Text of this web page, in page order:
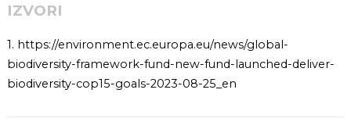
IZVORI
1. https://environment.ec.europa.eu/news/global-
biodiversity-framework-fund-new-fund-launched-deliver-
biodiversity-cop15-goals-2023-08-25_en